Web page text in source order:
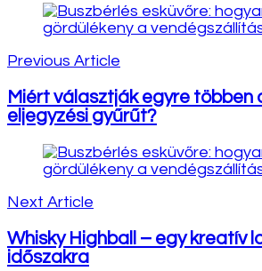
Post
Navigation
Previous Article
Miért választják egyre többen
eljegyzési gyűrűt?
Next Article
Whisky Highball – egy kreatív
időszakra